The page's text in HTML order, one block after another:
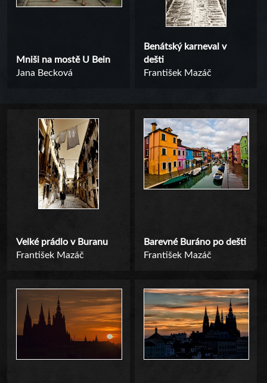
Mniši na mostě U Bein
Jana Becková
Benátský karneval v
dešti
František Mazáč
Velké prádlo v Buranu
František Mazáč
Barevné Buráno po dešti
František Mazáč